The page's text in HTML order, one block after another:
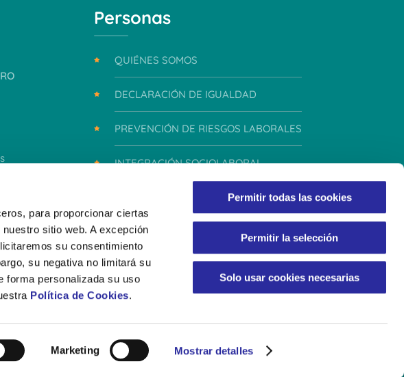
para proporcionar ciertas
sitio web. A excepción
su consentimiento
su negativa no limitará su
forma personalizada su uso
Política de Cookies.
Marketing Mostrar detalles
Permitir todas las cookies
Permitir la selección
Solo usar cookies necesarias
Personas
QUIÉNES SOMOS
DECLARACIÓN DE IGUALDAD
PREVENCIÓN DE RIESGOS LABORALES
INTEGRACIÓN SOCIOLABORAL
INTEGRIDAD Y CONDUCTA
AVISO LEGAL POLÍTICA DE PRIVACIDAD POLÍTICA DE COOKIES